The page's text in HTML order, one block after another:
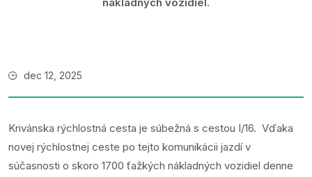
dec 12, 2025
Krivánska rýchlostná cesta je súbežná s cestou I/16. Vďaka
novej rýchlostnej ceste po tejto komunikácii jazdí v
súčasnosti o skoro 1700 ťažkých nákladných vozidiel denne